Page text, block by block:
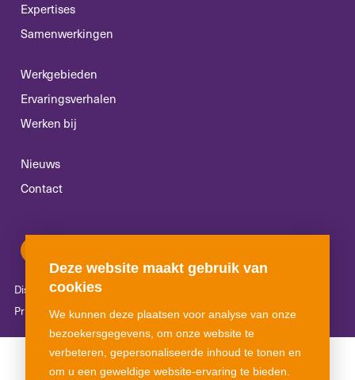
Deze website maakt gebruik van
cookies
We kunnen deze plaatsen voor analyse van onze
bezoekersgegevens, om onze website te
verbeteren, gepersonaliseerde inhoud te tonen en
om u een geweldige website-ervaring te bieden.
Expertises
Samenwerkingen
Werkgebieden
Ervaringsverhalen
Werken bij
Nieuws
Contact
Disclaimer Algemene voorwaarden
Privacyverklaring
Cookies